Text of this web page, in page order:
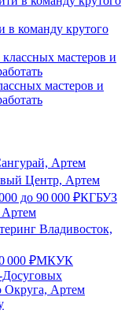
в команду крутого
мастеров и
Артем
Центр, Артем
до 90 000 ₽КГБУЗ
Артем
Владивосток,
000 ₽МКУК
Досуговых
Округа, Артем